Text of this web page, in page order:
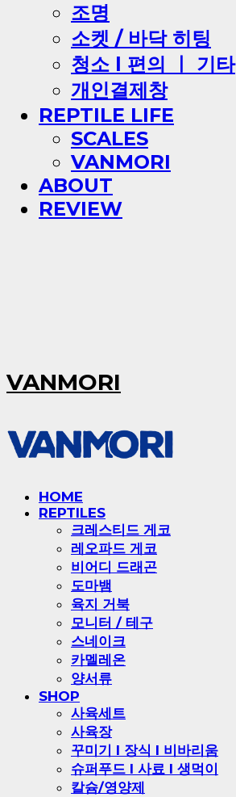
조명
소켓 / 바닥 히팅
청소 l 편의 ㅣ 기타
개인결제창
REPTILE LIFE
SCALES
VANMORI
ABOUT
REVIEW
VANMORI
HOME
REPTILES
크레스티드 게코
레오파드 게코
비어디 드래곤
도마뱀
육지 거북
모니터 / 테구
스네이크
카멜레온
양서류
SHOP
사육세트
사육장
꾸미기 l 장식 l 비바리움
슈퍼푸드 l 사료 l 생먹이
칼슘/영양제